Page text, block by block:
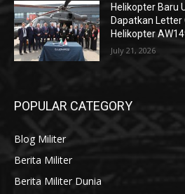
Helikopter Baru
Dapatkan
Helikopter
July 21, 2026
POPULAR CATEGORY
Blog Militer
Berita Militer
Berita Militer Dunia